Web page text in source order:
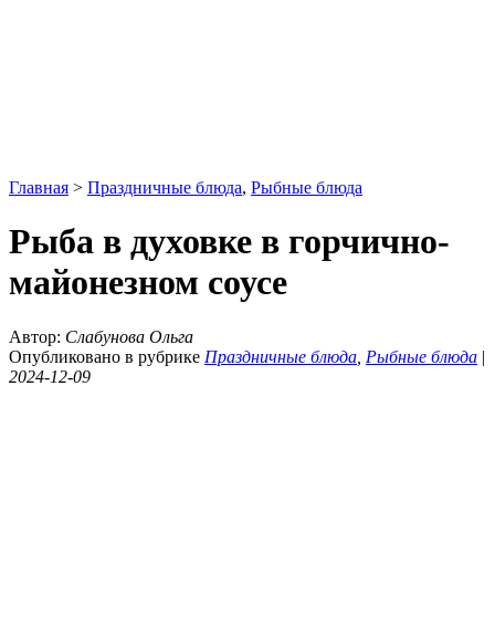
Главная > Праздничные блюда, Рыбные блюда
Рыба в духовке в горчично-
майонезном соусе
Автор: Слабунова Ольга
Опубликовано в рубрике Праздничные блюда Рыбные блюда |
2024-12-09